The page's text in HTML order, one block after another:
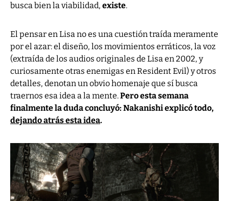
busca bien la viabilidad, existe.
El pensar en Lisa no es una cuestión traída meramente
por el azar: el diseño, los movimientos erráticos, la voz
(extraída de los audios originales de Lisa en 2002, y
curiosamente otras enemigas en Resident Evil) y otros
detalles, denotan un obvio homenaje que sí busca
traernos esa idea a la mente.Pero esta semana
finalmente la duda concluyó: Nakanishi explicó todo,
dejando atrás esta idea.